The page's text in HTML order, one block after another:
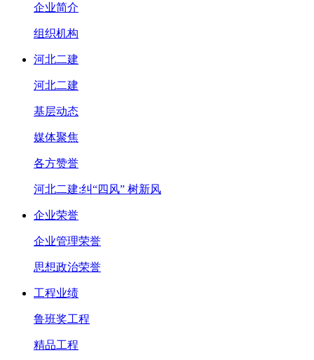
企业简介
组织机构
河北二建
河北二建
基层动态
媒体聚焦
各方赞誉
河北二建:纠“四风” 树新风
企业荣誉
企业管理荣誉
思想政治荣誉
工程业绩
鲁班奖工程
精品工程